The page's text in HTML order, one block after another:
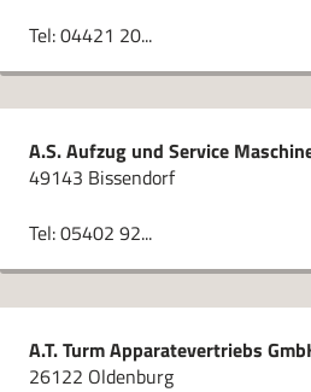
Tel: 04421 20...
A.S. Aufzug und Service
49143 Bissendorf
Tel: 05402 92...
A.T. Turm Apparatevertriebs
26122 Oldenburg